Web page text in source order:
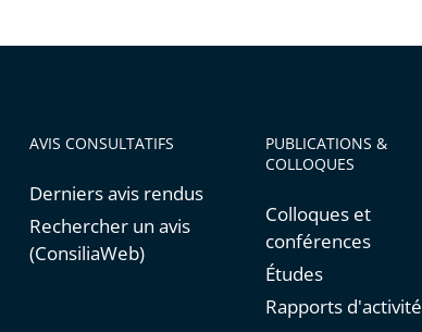
AVIS CONSULTATIFS
Derniers avis rendus
Rechercher un avis
(ConsiliaWeb)
PUBLICATIONS &
COLLOQUES
Colloques et
conférences
Études
Rapports d'activité